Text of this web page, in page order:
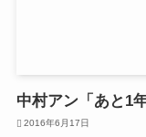
中村アン「あと1
2016年6月17日